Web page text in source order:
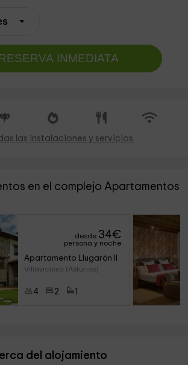
INMEDIATA
las instalaciones y servicios
en el complejo Apartamentos
desde 34€
persona y noche
Apartamento Llugarón II
Villaviciosa (Asturias)
4 2
del alojamiento